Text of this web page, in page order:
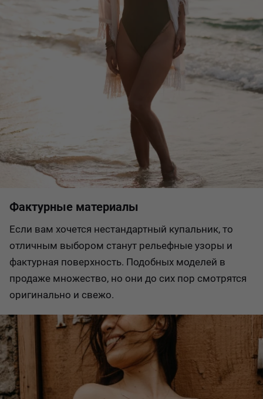
Фактурные материалы
Если вам хочется нестандартный купальник, то
отличным выбором станут рельефные узоры и
фактурная поверхность. Подобных моделей в
продаже множество, но они до сих пор смотрятся
оригинально и свежо.